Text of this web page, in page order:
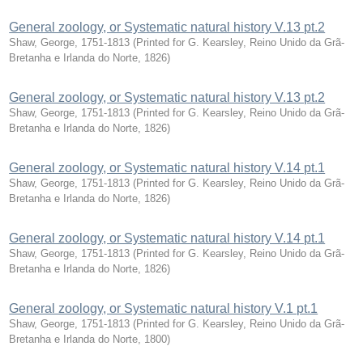
General zoology, or Systematic natural history V.13 pt.2
Shaw, George, 1751-1813 (Printed for G. Kearsley, Reino Unido da Grã-
Bretanha e Irlanda do Norte 1826)
General zoology, or Systematic natural history V.13 pt.2
Shaw, George, 1751-1813 (Printed for G. Kearsley, Reino Unido da Grã-
Bretanha e Irlanda do Norte 1826)
General zoology, or Systematic natural history V.14 pt.1
Shaw, George, 1751-1813 (Printed for G. Kearsley, Reino Unido da Grã-
Bretanha e Irlanda do Norte 1826)
General zoology, or Systematic natural history V.14 pt.1
Shaw, George, 1751-1813 (Printed for G. Kearsley, Reino Unido da Grã-
Bretanha e Irlanda do Norte 1826)
General zoology, or Systematic natural history V.1 pt.1
Shaw, George, 1751-1813 (Printed for G. Kearsley, Reino Unido da Grã-
Bretanha e Irlanda do Norte 1800)